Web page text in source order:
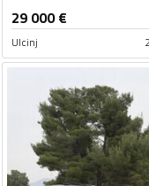
29 000€
Ulcinj